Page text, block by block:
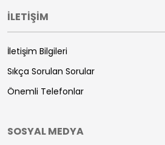
İLETİŞİM
İletişim Bilgileri
Sıkça Sorulan Sorular
Önemli Telefonlar
SOSYAL MEDYA